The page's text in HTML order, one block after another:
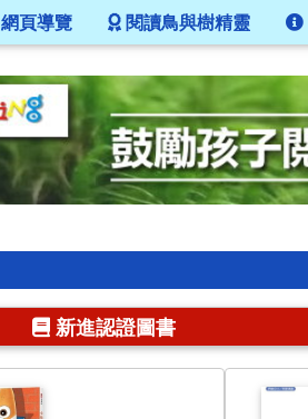
網頁導覽 閱讀鳥與樹精靈
新進認證圖書